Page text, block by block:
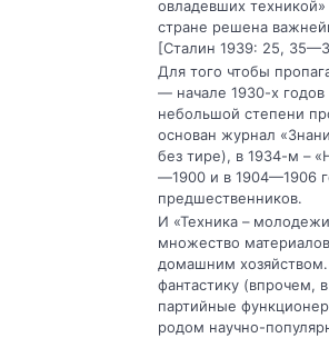
овладевших
стране решена
[Сталин 1939: 25,
Для того чтобы
— начале 1930-х
небольшой степени
основан журнал
без тире), в 1934-м –
—1900 и в 1904—1906
предшественников.
И «Техника –
множество
домашним
фантастику (впрочем,
партийные
родом научно-